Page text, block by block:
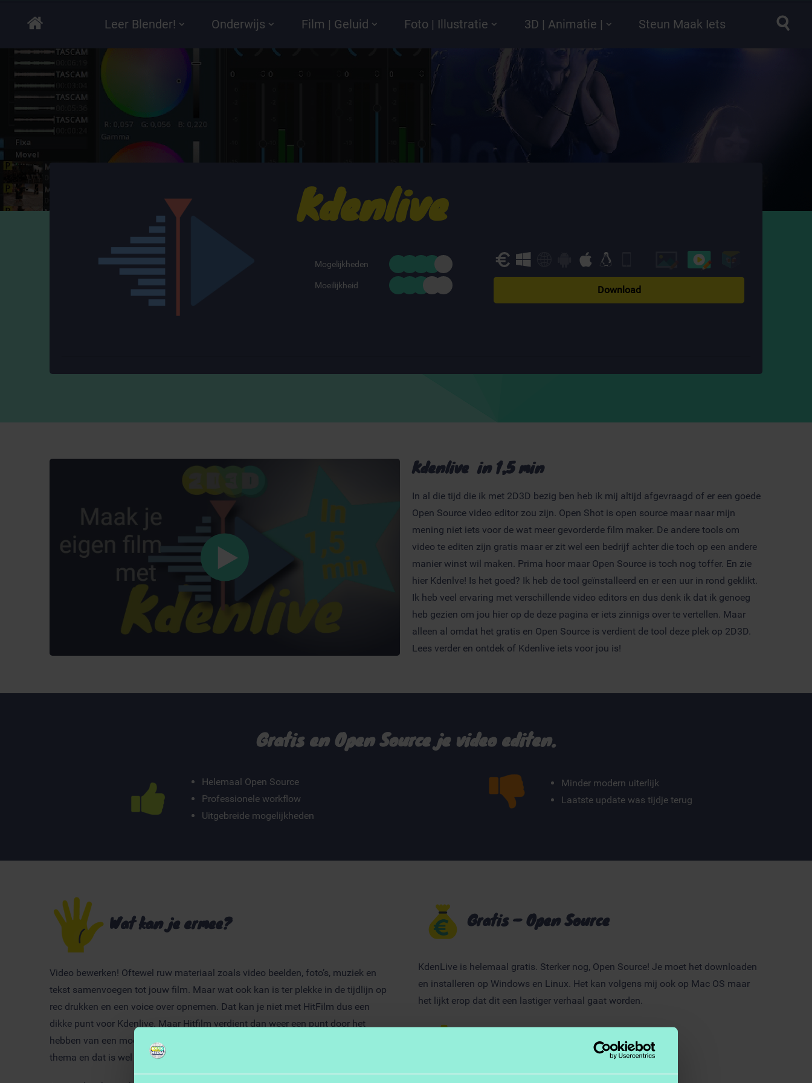
Leer Blender! Onderwijs Film | Geluid Foto | Illustratie 3D | Animatie | Steun Maak Iets
Kdenlive
Mogelijkheden
Moeilijkheid Download
Kdenlive in 1,5 min
In al die tijd die ik met 2D3D bezig ben heb ik mij altijd afgevraagd of er een goede
Open Source video editor zou zijn. Open Shot is open source maar naar mijn
mening niet iets voor de wat meer gevorderde film maker. De andere tools om
video te editen zijn gratis maar er zit wel een bedrijf achter die toch op een andere
manier winst wil maken. Prima hoor maar Open Source is toch nog toffer. En zie
hier Kdenlve! Is het goed? Ik heb de tool geïnstalleerd en er een uur in rond geklikt.
Ik heb veel ervaring met verschillende video editors en dus denk ik dat ik genoeg
heb gezien om jou hier op de deze pagina er iets zinnigs over te vertellen. Maar
alleen al omdat het gratis en Open Source is verdient de tool deze plek op 2D3D.
Lees verder en ontdek of Kdenlive iets voor jou is!
Gratis en Open Source je video editen.
Helemaal Open Source
Professionele workflow
Uitgebreide mogelijkheden
Minder modern uiterlijk
Laatste update was tijdje terug
Wat kan je ermee?
Video bewerken! Oftewel ruw materiaal zoals video beelden, foto’s, muziek en
tekst samenvoegen tot jouw film. Maar wat ook kan is ter plekke in de tijdlijn op
rec drukken en een voice over opnemen. Dat kan je niet met HitFilm dus een
dikke punt voor Kdenlive. Maar Hitfilm verdient dan weer een punt door het
hebben van een moderner uiterlijk. Maar Kdenlive heeft wel een donker grijs
thema en dat is wel mooi.
Gratis – Open Source
KdenLive is helemaal gratis. Sterker nog, Open Source! Je moet het downloaden
en installeren op Windows en Linux. Het kan volgens mij ook op Mac OS maar
het lijkt erop dat dit een lastiger verhaal gaat worden.